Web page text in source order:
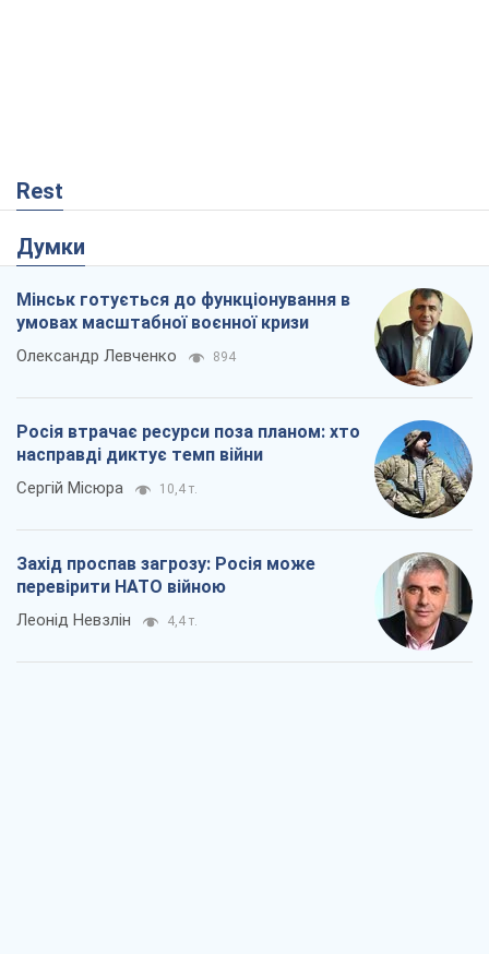
Rest
Думки
Мінськ готується до функціонування в
умовах масштабної воєнної кризи
Олександр Левченко 894
Росія втрачає ресурси поза планом: хто
насправді диктує темп війни
Сергій Місюра 10,4 т.
Захід проспав загрозу: Росія може
перевірити НАТО війною
Леонід Невзлін 4,4 т.